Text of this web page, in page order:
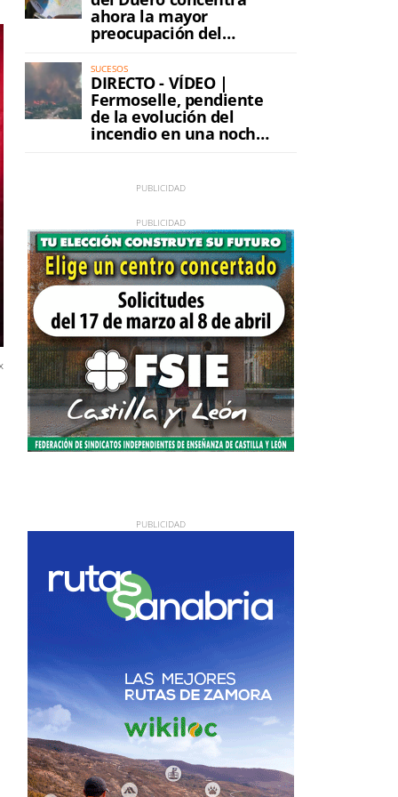
ahora la mayor
preocupación del
incendio
SUCESOS
DIRECTO - VÍDEO |
Fermoselle, pendiente
de la evolución del
incendio en una noche